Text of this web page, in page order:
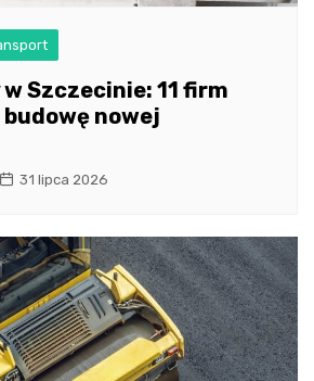
w Szczecinie: 11 firm
nowej
31 lipca 2026